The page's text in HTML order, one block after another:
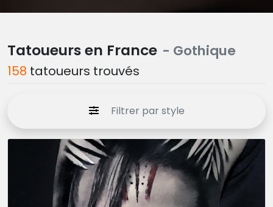
Tatoueurs en France - Gothique
158 tatoueurs trouvés
Filtrer par style